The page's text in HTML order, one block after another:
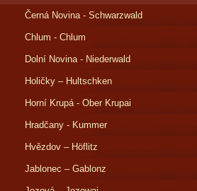
Černá Novina - Schwarzwald
Chlum - Chlum
Dolní Novina - Niederwald
Holičky – Hultschken
Horní Krupá - Ober Krupai
Hradčany - Kummer
Hvězdov – Höflitz
Jablonec – Gablonz